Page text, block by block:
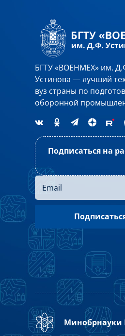
БГТУ «ВОЕНМЕХ» им.
Устинова — лучший
вуз страны по
оборонной
Подписаться на
Минобрнауки